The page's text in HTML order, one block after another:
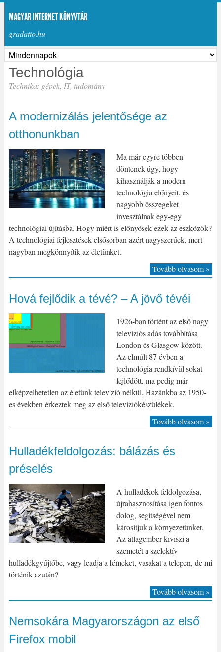
MAGYAR INTERNET KÖNYVTÁR
gradatio.hu
Technológia
Technika: gépek, IT, tudomány
A modernizálás jelentősége az
otthonunkban
Ma már egyre többen
döntenek úgy, hogy
kihasználják a modern
technológia előnyeit, és
nagyobb összegeket
invesztálnak egy-egy
technológiai újításba. Hogy miért is előnyösek ezek az eszközök?
A technológiai fejlesztések elsősorban azért nagyszerűek, mert
nagyban megkönnyítik az életünket.
Tovább olvasom »
Hová fejlődik a tévé? – A jövő tévéi
1926-ban történt az első nagy
televíziós adás továbbítása
London és Glasgow között.
Az elmúlt 87 évben a
technológia rendkívül sokat
fejlődött, ma pedig már
elképzelhetetlen az életünk televízió nélkül. Hazánkba az 1950-
es években érkeztek meg az első televíziókészülékek.
Tovább olvasom »
Hulladékfeldolgozás: bálázás és
préselés
A hulladékok feldolgozása,
újrahasznosítása igen fontos
dolog, segítségével nem
károsítjuk a környezetünket.
Az átlagember kiviszi a
szemetét a szelektív
hulladékgyűjtőbe, vagy leadja a fémeket, vasakat a telepen, de mi
történik azután?
Tovább olvasom »
Nemsokára Magyarországon az első
Firefox mobil